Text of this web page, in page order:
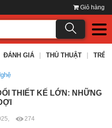
Giỏ hàng
ĐÁNH GIÁ THỦ THUẬT TRÊN
THIẾT KẾ LỚN: NHỮNG
274